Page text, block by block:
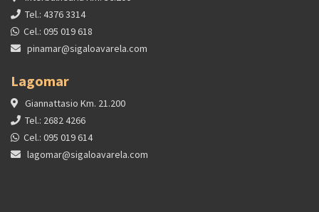
Tel.: 4376 3314
Cel.: 095 019 618
pinamar@sigaloavarela.com
Lagomar
Giannattasio Km. 21.200
Tel.: 2682 4266
Cel.: 095 019 614
lagomar@sigaloavarela.com